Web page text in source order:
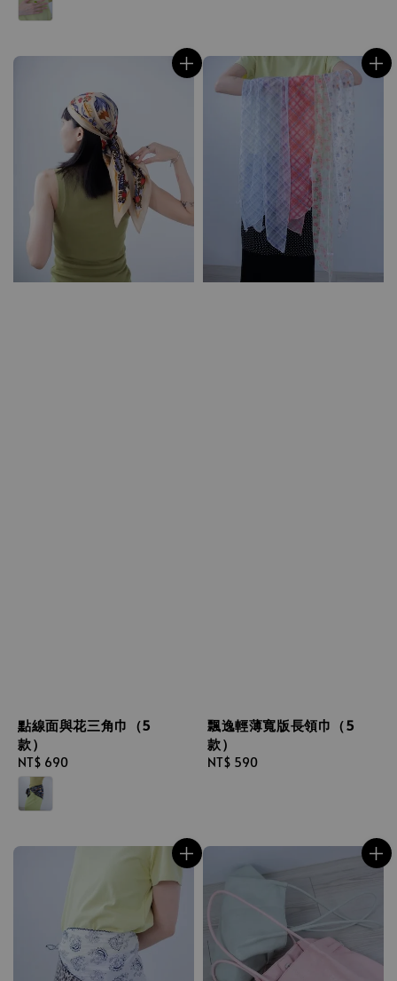
點線面與花三角巾（5
款）
Regular
price
NT$ 690
飄逸輕薄寬版長領巾（5
款）
Regular
NT$ 590